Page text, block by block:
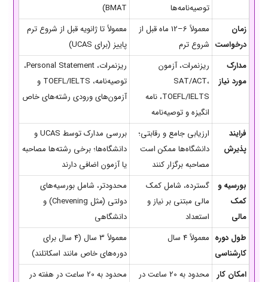
توصیه‌نامه‌ها
BMAT)
زمان
درخواست
معمولاً 6–12 ماه قبل از
شروع ترم
معمولاً تا ژانویه قبل از شروع ترم
پاییز (برای UCAS)
مدارک
مورد نیاز
ریزنمرات، آزمون
SAT/ACT،
TOEFL/IELTS، نامه
انگیزه و توصیه‌نامه
ریزنمرات، Personal Statement،
توصیه‌نامه، TOEFL/IELTS و
آزمون‌های ورودی رشته‌های خاص
فرایند
پذیرش
ارزیابی جامع و رقابتی؛
دانشگاه‌ها ممکن است
مصاحبه برگزار کنند
بررسی مدارک توسط UCAS و
دانشگاه‌ها؛ برخی رشته‌ها مصاحبه
یا آزمون اضافی دارند
بورسیه و
کمک
مالی
گسترده، شامل کمک
مالی مبتنی بر نیاز و
استعداد
محدودتر، شامل بورسیه‌های
دولتی (مثل Chevening) و
دانشگاهی
طول دوره
کارشناسی
معمولاً 4 سال
معمولاً 3 سال (4 سال برای
دوره‌های خاص مانند اسکاتلند)
امکان کار
محدود به 20 ساعت در
محدود به 20 ساعت در هفته در